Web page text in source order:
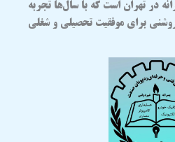
در تهران است که با سال‌ها تجربه
برای موفقیت تحصیلی و شغلی